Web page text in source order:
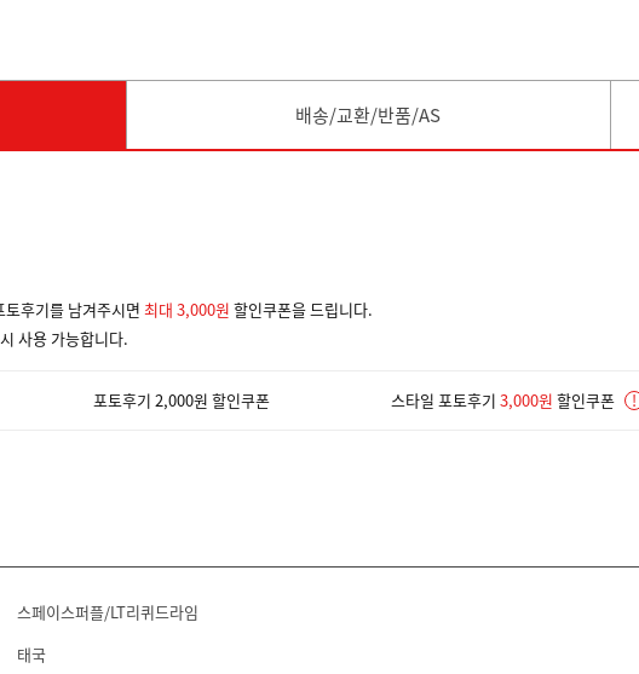
배송/교환/반품/AS
후기를 남겨주시면 최대 3,000원 할인쿠폰을 드립니다.
사용 가능합니다.
포토후기 2,000원 할인쿠폰 스타일 포토후기 3,000원 할인쿠폰 !
스페이스퍼플/LT리퀴드라임
태국